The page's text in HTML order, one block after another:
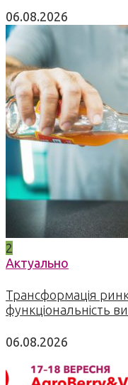
06.08.2026
2
Актуально
Трансформація
функціональність
06.08.2026